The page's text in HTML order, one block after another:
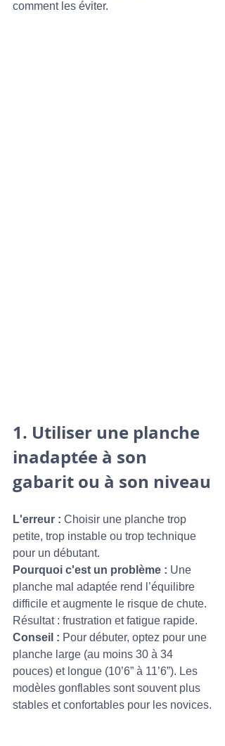
comment les éviter.
1. Utiliser une planche
inadaptée à son
gabarit ou à son niveau
L'erreur : Choisir une planche trop
petite, trop instable ou trop technique
pour un débutant.
Pourquoi c'est un problème : Une
planche mal adaptée rend l’équilibre
difficile et augmente le risque de chute.
Résultat : frustration et fatigue rapide.
Conseil : Pour débuter, optez pour une
planche large (au moins 30 à 34
pouces) et longue (10’6” à 11’6”). Les
modèles gonflables sont souvent plus
stables et confortables pour les novices.